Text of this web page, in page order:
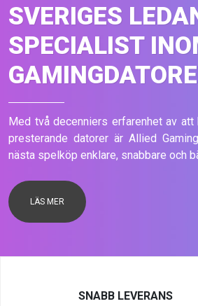
SVERIGES
SPECIALIST
Med två decenniers erfarenhet av
presterande datorer är Allied
nästa spelköp enklare, snabbare och
LÄS MER
SNABB LEVERANS